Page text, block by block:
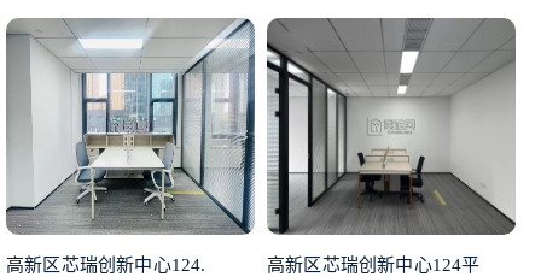
高新区芯瑞创新中心124. 高新区芯瑞创新中心124平